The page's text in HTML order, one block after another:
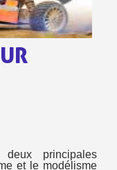
minute
bons d'achat
commande
Métropolitaine
parrainage
deux principales
et le modélisme